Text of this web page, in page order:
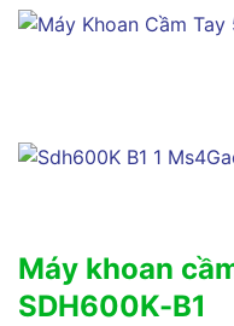
Máy khoan
SDH600K-B1